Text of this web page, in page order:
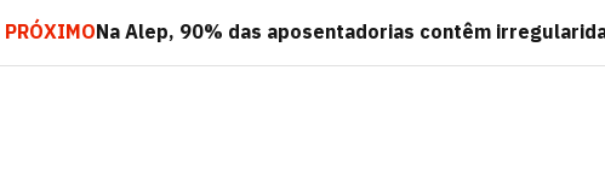
PRÓXIMONa Alep, 90% das aposentadorias contêm